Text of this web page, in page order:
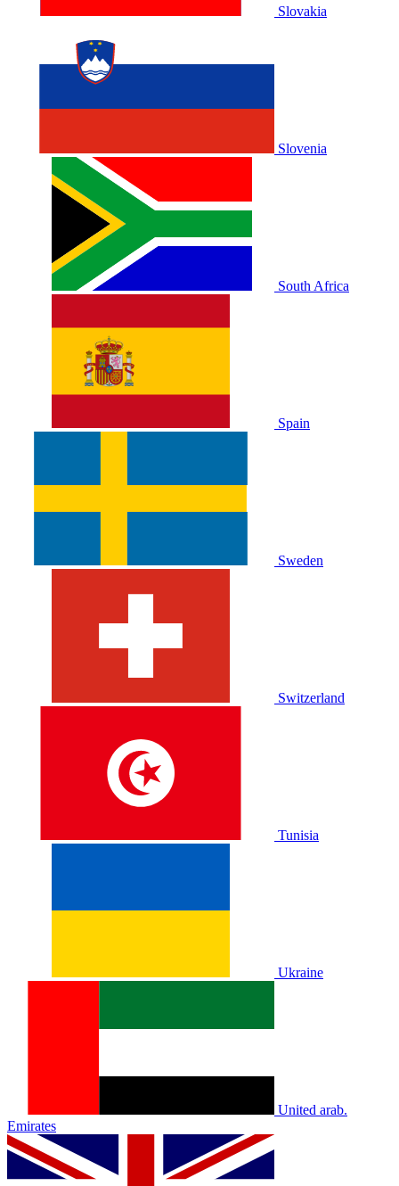
Slovakia
Slovenia
South Africa
Spain
Sweden
Switzerland
Tunisia
Ukraine
United arab.
Emirates